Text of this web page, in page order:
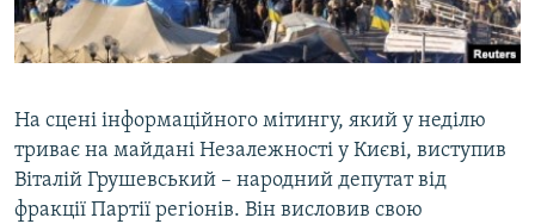
СВІДЧЕННЯ ОКУПАЦІЇ
УКРАЇНСЬКА ПРОБЛЕМА КРИМУ
Qırımtatar
Усі сайти RFE/RL
На сцені інформаційного мітингу, який у неділю
триває на майдані Незалежності у Києві, виступив
Віталій Грушевський – народний депутат від
фракції Партії регіонів. Він висловив свою